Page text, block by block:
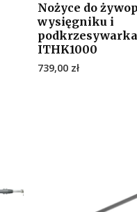
Nożyce do
wysięgniku i
podkrzesywarka
ITHK1000
739,00 zł